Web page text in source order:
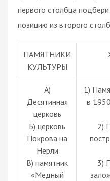
первого столбца
позицию из второго
ПАМЯТНИКИ
КУЛЬТУРЫ
А)
Десятинная
церковь
Б) церковь
Покрова на
Нерли
В) памятник
«Медный
1)
в
2)
3)